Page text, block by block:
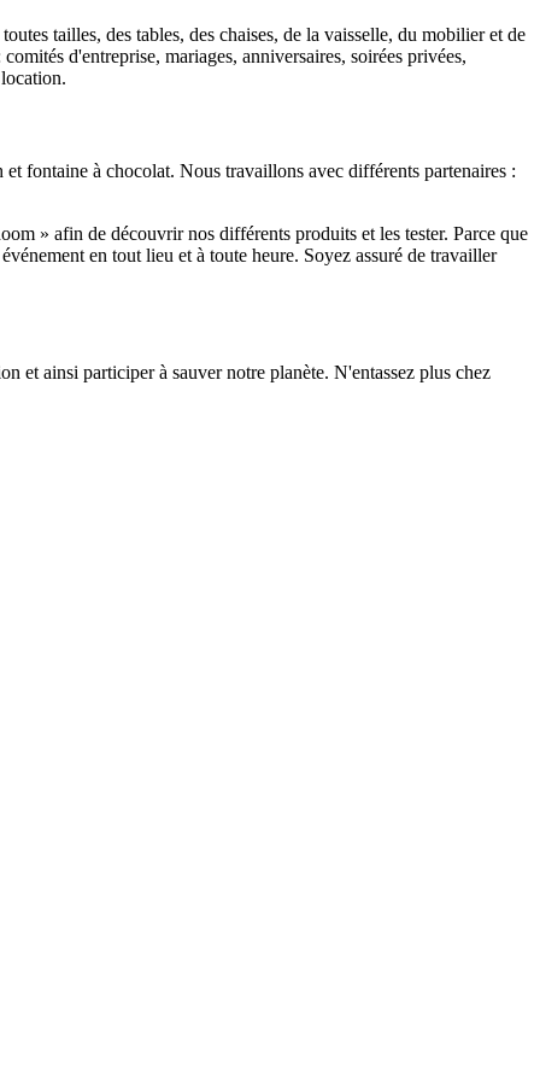
tailles, des tables, des chaises, de la vaisselle, du mobilier et de
d'entreprise, mariages, anniversaires, soirées privées,
fontaine à chocolat. Nous travaillons avec différents partenaires :
» afin de découvrir nos différents produits et les tester. Parce que
en tout lieu et à toute heure. Soyez assuré de travailler
et ainsi participer à sauver notre planète. N'entassez plus chez